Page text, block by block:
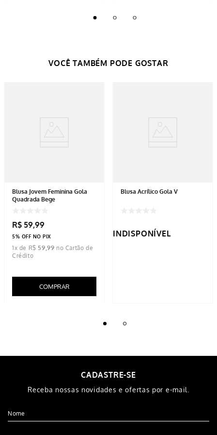
Blusa Jovem Feminina Gola
Quadrada Bege
R$ 59,99
5% OFF NO PIX
1x de R$ 59 ,99
COMPRAR
Blusa Acrílico Gola V
INDISPONÍVEL
CADASTRE-SE
Receba nossas novidades e ofertas por e-mail.